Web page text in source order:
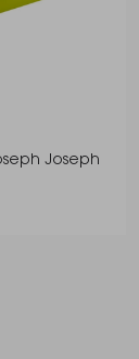
Joseph